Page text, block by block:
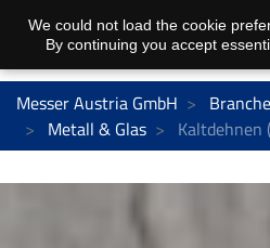
Messer Austria GmbH
Metall & Glas
Kaltdehnen
We could not load the cookie
By continuing you accept